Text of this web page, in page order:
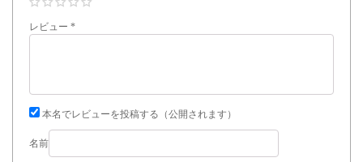
レビュー *
本名でレビューを投稿する（公開されます）
名前